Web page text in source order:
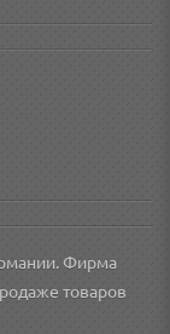
Фирма
товаров